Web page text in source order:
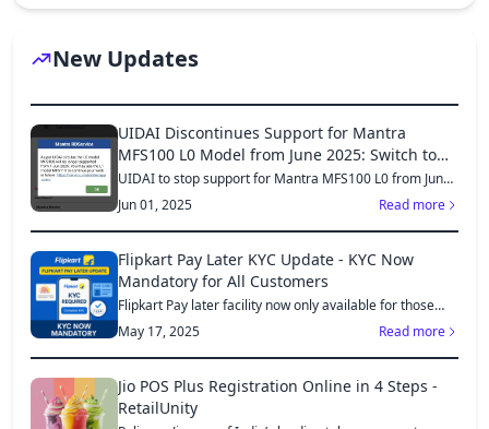
New Updates
UIDAI Discontinues Support for Mantra
MFS100 L0 Model from June 2025: Switch to
MFS110 L1 for Continued Services
UIDAI to stop support for Mantra MFS100 L0 from June
1, 2025...
Jun 01, 2025 Read more
Flipkart Pay Later KYC Update - KYC Now
Mandatory for All Customers
Flipkart Pay later facility now only available for those
who...
May 17, 2025 Read more
Jio POS Plus Registration Online in 4 Steps -
RetailUnity